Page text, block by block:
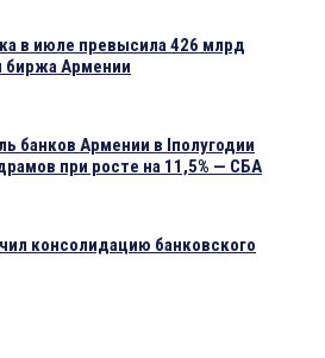
в июле превысила 426 млрд
биржа Армении
банков Армении в Iполугодии
при росте на 11,5% — СБА
консолидацию банковского